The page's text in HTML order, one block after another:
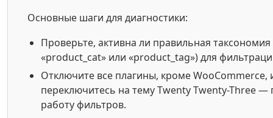
Основные шаги для диагностики:
Проверьте, активна ли правильная
«product_cat» или «product_tag») для
Отключите все плагины, кроме WooCommerce,
переключитесь на тему Twenty Twenty-Three —
работу фильтров.